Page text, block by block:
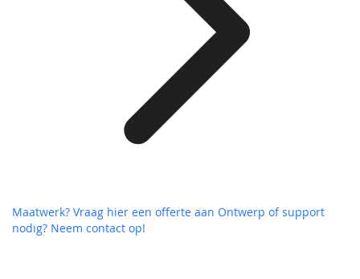
Maatwerk? Vraag hier een offerte aan Ontwerp of support
nodig? Neem contact op!